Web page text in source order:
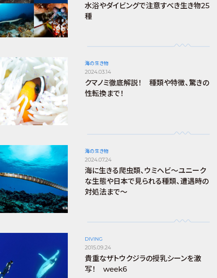
水浴やダイビングで注意すべき生き物25
種
海の生き物
2024.03.14
クマノミ徹底解説！ 種類や特徴、驚きの
性転換まで！
海の生き物
2024.07.24
海に生きる爬虫類、ウミヘビ～ユニーク
な生態や日本で見られる種類、遭遇時の
対処法まで～
DIVING
2015.09.24
貴重なザトウクジラの授乳シーンを激
写！ week6